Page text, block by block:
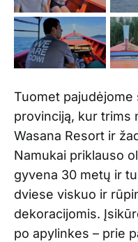
Tuomet pajudėjome
provinciją, kur trims
Wasana Resort ir
Namukai priklauso
gyvena 30 metų ir
dviese viskuo ir
dekoracijomis.
po apylinkes – prie